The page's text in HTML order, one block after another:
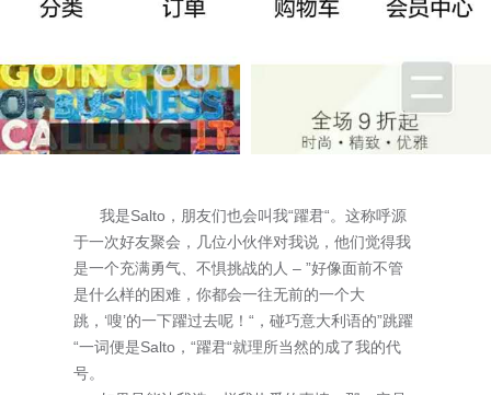
我是Salto，朋友们也会叫我“躍君“。这称呼源
于一次好友聚会，几位小伙伴对我说，他们觉得我
是一个充满勇气、不惧挑战的人 – ”好像面前不管
是什么样的困难，你都会一往无前的一个大
跳，‘嗖’的一下躍过去呢！“，碰巧意大利语的”跳躍
“一词便是Salto，“躍君“就理所当然的成了我的代
号。